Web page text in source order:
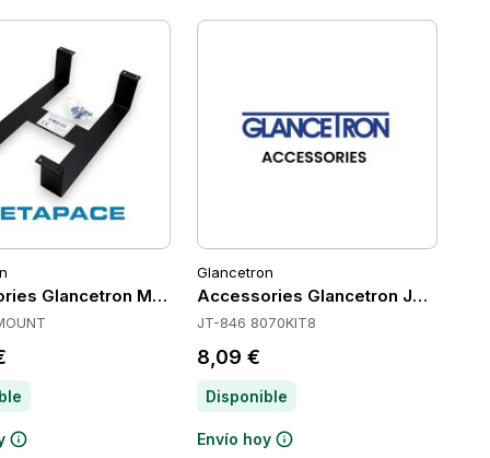
Glancetron META-K2MOUNT
Glancetron
Accessories Glancetron JT-846-
JT-846 8070KIT8
8,09 €
Disponible
Envío hoy